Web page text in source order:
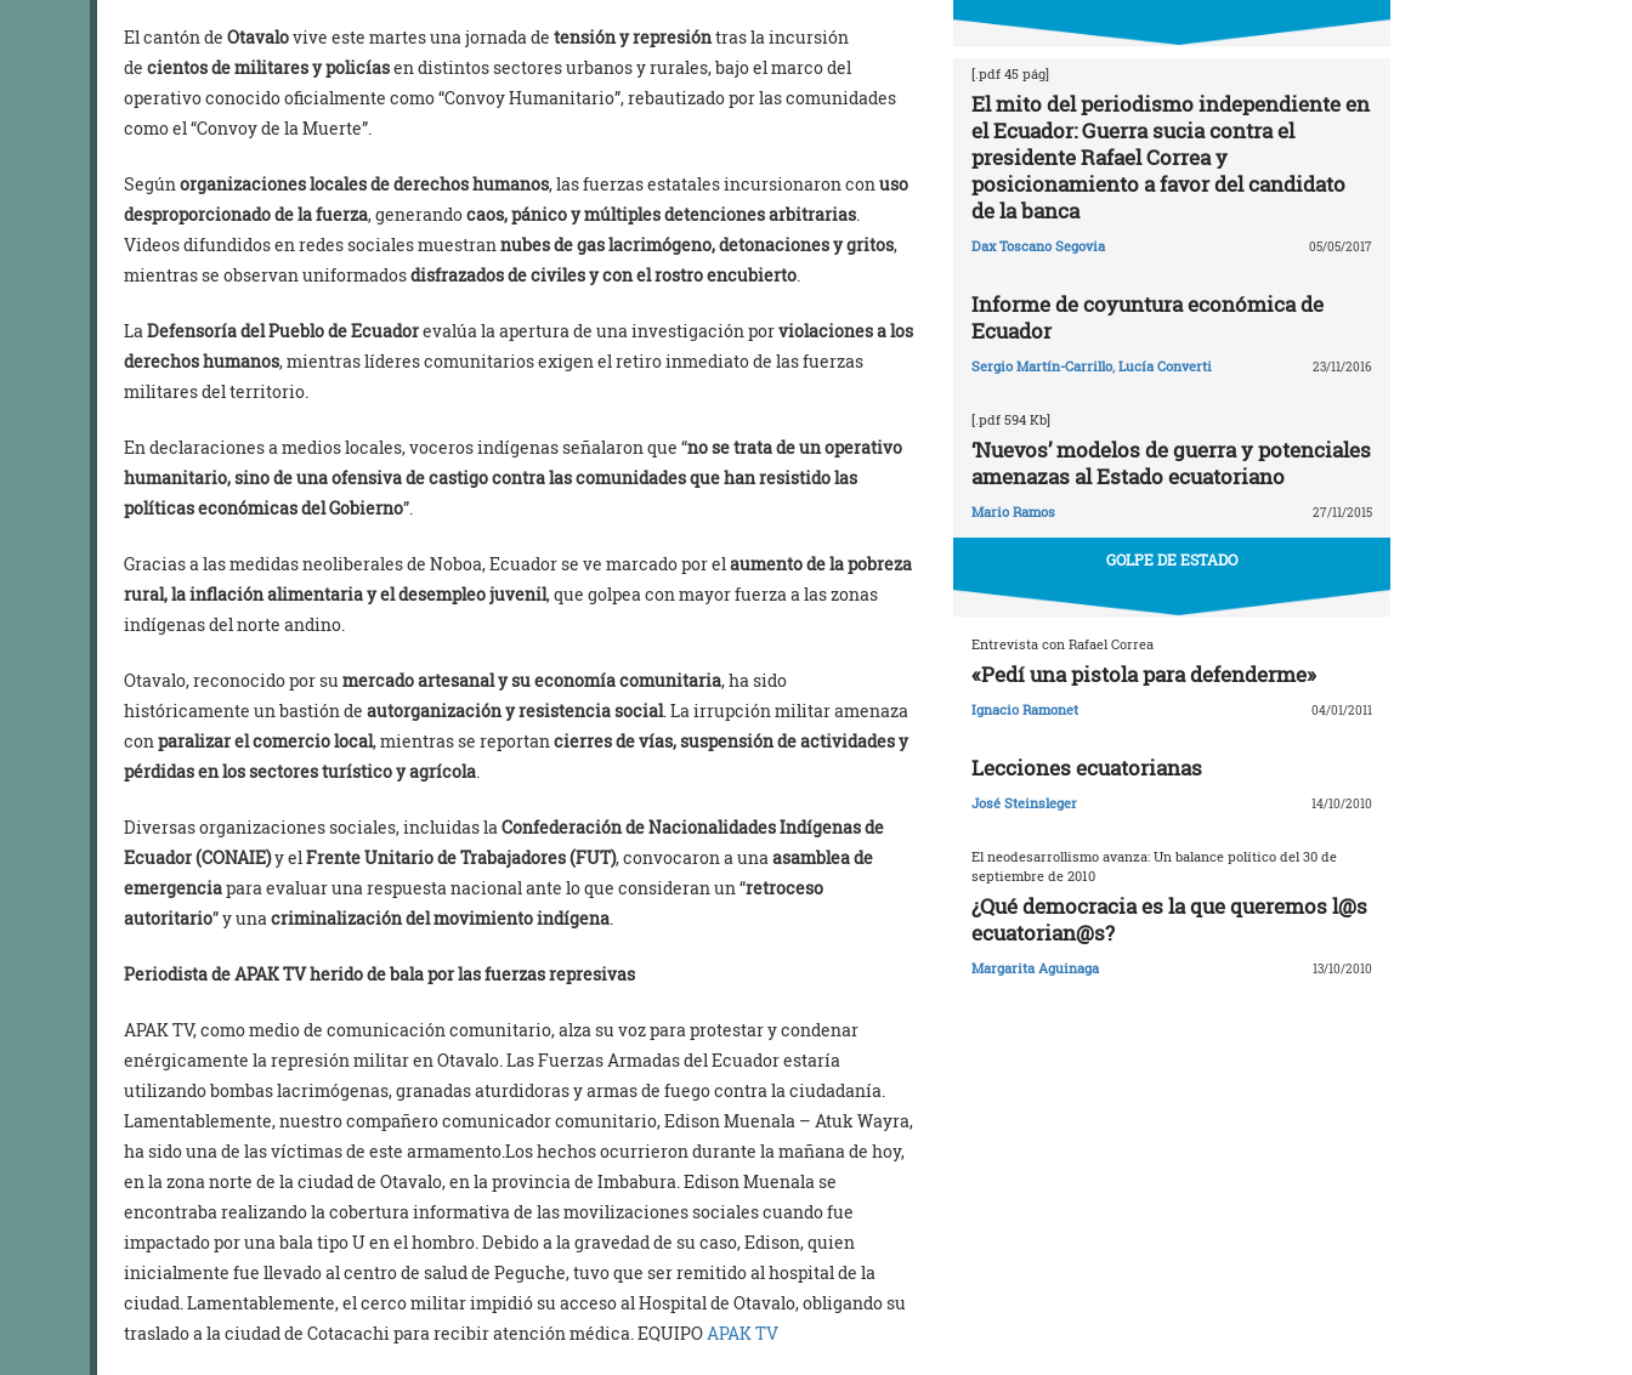
El cantón de Otavalovive este martes una jornada de tensión y represióntras la incursión
de cientos de militares y policíasen distintos sectores urbanos y rurales, bajo el marco del
operativo conocido oficialmente como “Convoy Humanitario”, rebautizado por las comunidades
como el “Convoy de la Muerte”.
Según organizaciones locales de derechos humanos, las fuerzas estatales incursionaron con uso
desproporcionado de la fuerza, generandocaos, pánico y múltiples detenciones arbitrarias
Videos difundidos en redes sociales muestran nubes de gas lacrimógeno, detonaciones y gritos,
mientras se observan uniformadosdisfrazados de civiles y con el rostro encubierto
La Defensoría del Pueblo de Ecuadorevalúa la apertura de una investigación porviolaciones a los
derechos humanos, mientras líderes comunitarios exigen el retiro inmediato de las fuerzas
militares del territorio.
En declaraciones a medios locales, voceros indígenas señalaron que “no se trata de un operativo
humanitario, sino de una ofensiva de castigo contra las comunidades que han resistido las
políticas económicas del Gobierno”.
Gracias a las medidas neoliberales de Noboa, Ecuador se ve marcado por el aumento de la pobreza
rural, la inflación alimentaria y el desempleo juvenil, que golpea con mayor fuerza a las zonas
indígenas del norte andino.
Otavalo, reconocido por su mercado artesanal y su economía comunitaria, ha sido
históricamente un bastión de autorganización y resistencia social. La irrupción militar amenaza
con paralizar el comercio local, mientras se reportan cierres de vías, suspensión de actividades y
pérdidas en los sectores turístico y agrícola
Diversas organizaciones sociales, incluidas la Confederación de Nacionalidades Indígenas de
Ecuador (CONAIE)y el Frente Unitario de Trabajadores (FUT), convocaron a una asamblea de
emergenciapara evaluar una respuesta nacional ante lo que consideran un “retroceso
autoritario” y una criminalización del movimiento indígena
Periodista de APAK TV herido de bala por las fuerzas represivas
APAK TV, como medio de comunicación comunitario, alza su voz para protestar y condenar
enérgicamente la represión militar en Otavalo. Las Fuerzas Armadas del Ecuador estaría
utilizando bombas lacrimógenas, granadas aturdidoras y armas de fuego contra la ciudadanía.
Lamentablemente, nuestro compañero comunicador comunitario, Edison Muenala – Atuk Wayra,
ha sido una de las víctimas de este armamento.Los hechos ocurrieron durante la mañana de hoy,
en la zona norte de la ciudad de Otavalo, en la provincia de Imbabura. Edison Muenala se
encontraba realizando la cobertura informativa de las movilizaciones sociales cuando fue
impactado por una bala tipo U en el hombro. Debido a la gravedad de su caso, Edison, quien
inicialmente fue llevado al centro de salud de Peguche, tuvo que ser remitido al hospital de la
ciudad. Lamentablemente, el cerco militar impidió su acceso al Hospital de Otavalo, obligando su
traslado a la ciudad de Cotacachi para recibir atención médica. EQUIPO APAK TV
[.pdf 45 pág]
El mito del periodismo independiente en
el Ecuador: Guerra sucia contra el
presidente Rafael Correa y
posicionamiento a favor del candidato
de la banca
Dax Toscano Segovia 05/05/2017
Informe de coyuntura económica de
Ecuador
Sergio Martín-Carrillo, Lucía Converti 23/11/2016
[.pdf 594 Kb]
‘Nuevos’ modelos de guerra y potenciales
amenazas al Estado ecuatoriano
Mario Ramos 27/11/2015
GOLPE DE ESTADO
Entrevista con Rafael Correa
«Pedí una pistola para defenderme»
Ignacio Ramonet 04/01/2011
Lecciones ecuatorianas
José Steinsleger 14/10/2010
El neodesarrollismo avanza: Un balance político del 30 de
septiembre de 2010
¿Qué democracia es la que queremos l@s
ecuatorian@s?
Margarita Aguinaga 13/10/2010